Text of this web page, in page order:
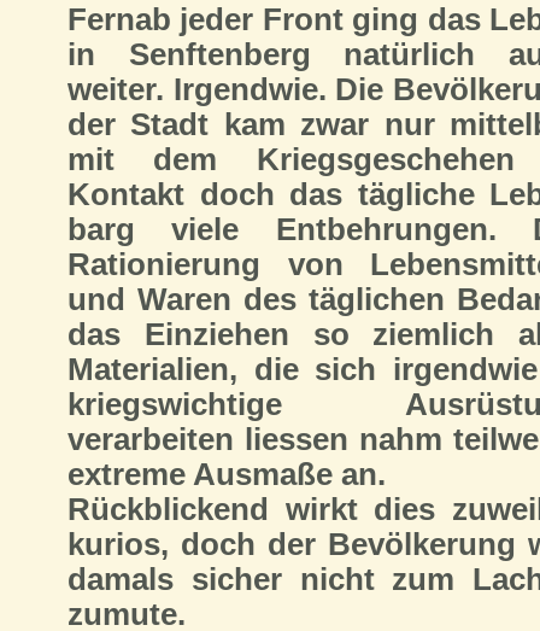
Fernab jeder Front ging das
in Senftenberg natürlich
weiter. Irgendwie. Die
der Stadt kam zwar nur
mit dem
Kontakt doch das tägliche
barg viele Entbehrungen.
Rationierung von
und Waren des täglichen
das Einziehen so ziemlich
Materialien, die sich
kriegswichtige
verarbeiten liessen nahm
extreme Ausmaße an.
Rückblickend wirkt dies
kurios, doch der Bevölkerung
damals sicher nicht zum
zumute.